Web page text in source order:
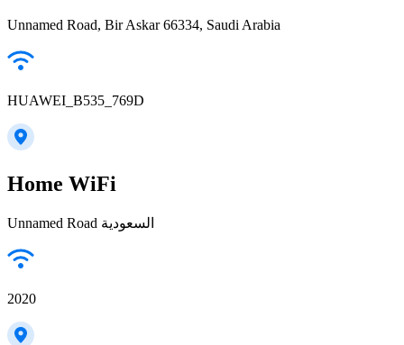
Unnamed Road, Bir Askar 66334, Saudi Arabia
HUAWEI_B535_769D
Home WiFi
Unnamed Road السعودية
2020